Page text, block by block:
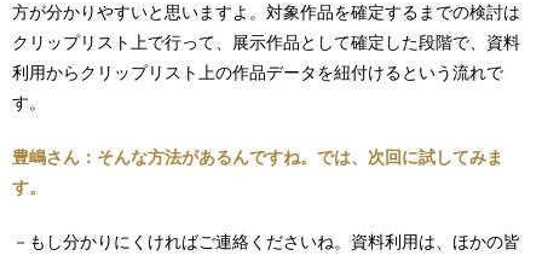
方が分かりやすいと思いますよ。対象作品を確定するまでの検討は
クリップリスト上で行って、展示作品として確定した段階で、資料
利用からクリップリスト上の作品データを紐付けるという流れで
す。
豊嶋さん：そんな方法があるんですね。では、次回に試してみま
す。
－もし分かりにくければご連絡くださいね。資料利用は、ほかの皆